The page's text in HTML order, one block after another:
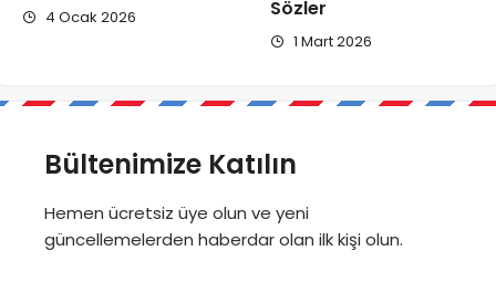
4 Ocak 2026
Sözler
1 Mart 2026
Bültenimize Katılın
Hemen ücretsiz üye olun ve yeni
güncellemelerden haberdar olan ilk kişi olun.